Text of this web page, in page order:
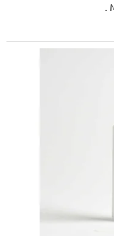
.